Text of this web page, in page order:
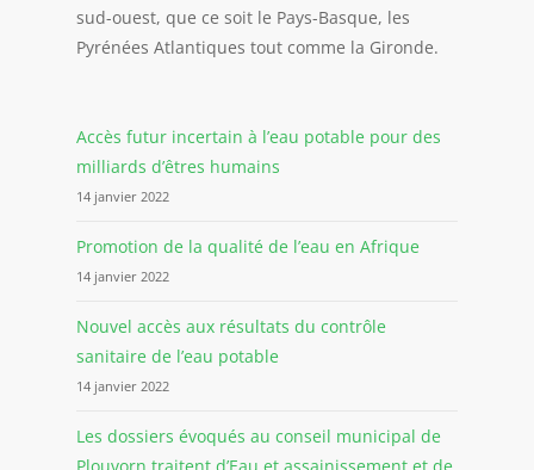
sud-ouest, que ce soit le Pays-Basque, les
Pyrénées Atlantiques tout comme la Gironde.
Accès futur incertain à l’eau potable pour des
milliards d’êtres humains
14 janvier 2022
Promotion de la qualité de l’eau en Afrique
14 janvier 2022
Nouvel accès aux résultats du contrôle
sanitaire de l’eau potable
14 janvier 2022
Les dossiers évoqués au conseil municipal de
Plouvorn traitent d’Eau et assainissement et de